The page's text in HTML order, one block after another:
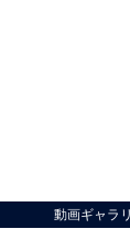
動画ギャラ